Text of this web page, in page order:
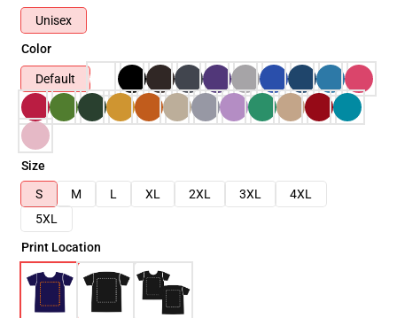
Unisex
Color
Default
Size
S
M L XL 2XL 3XL
4XL
5XL
Print Location